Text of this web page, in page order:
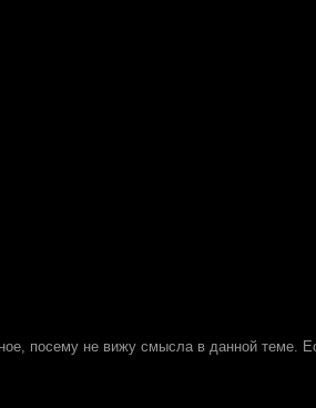
посему не вижу смысла в данной теме.